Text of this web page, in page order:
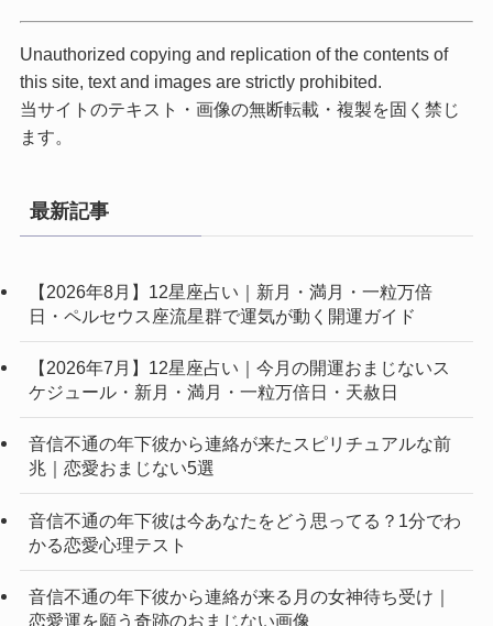
Unauthorized copying and replication of the contents of
this site, text and images are strictly prohibited.
当サイトのテキスト・画像の無断転載・複製を固く禁じ
ます。
最新記事
【2026年8月】12星座占い｜新月・満月・一粒万倍
日・ペルセウス座流星群で運気が動く開運ガイド
【2026年7月】12星座占い｜今月の開運おまじないス
ケジュール・新月・満月・一粒万倍日・天赦日
音信不通の年下彼から連絡が来たスピリチュアルな前
兆｜恋愛おまじない5選
音信不通の年下彼は今あなたをどう思ってる？1分でわ
かる恋愛心理テスト
音信不通の年下彼から連絡が来る月の女神待ち受け｜
恋愛運を願う奇跡のおまじない画像